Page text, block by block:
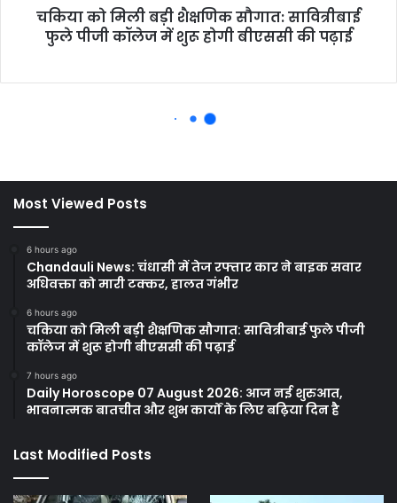
Most Viewed Posts
6 hours ago
Chandauli News: चंधासी में तेज रफ्तार कार ने बाइक सवार
अधिवक्ता को मारी टक्कर, हालत गंभीर
6 hours ago
चकिया को मिली बड़ी शैक्षणिक सौगात: सावित्रीबाई फुले पीजी
कॉलेज में शुरू होगी बीएससी की पढ़ाई
7 hours ago
Daily Horoscope 07 August 2026: आज नई शुरुआत,
भावनात्मक बातचीत और शुभ कार्यों के लिए बढ़िया दिन है
Last Modified Posts